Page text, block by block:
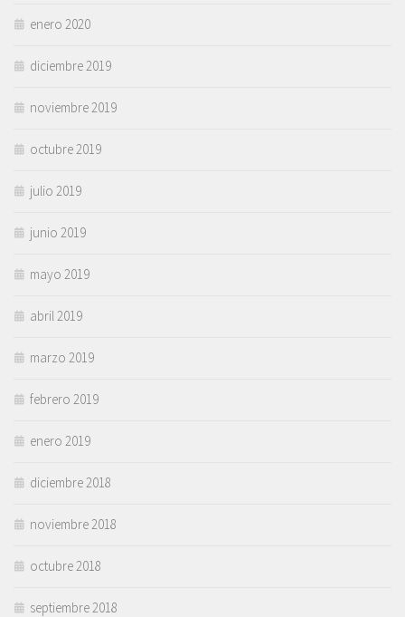
enero 2020
diciembre 2019
noviembre 2019
octubre 2019
julio 2019
junio 2019
mayo 2019
abril 2019
marzo 2019
febrero 2019
enero 2019
diciembre 2018
noviembre 2018
octubre 2018
septiembre 2018